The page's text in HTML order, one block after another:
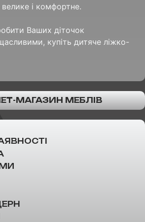
і комфортне.
Ваших діточок
купіть дитяче ліжко-
МАГАЗИН МЕБЛІВ